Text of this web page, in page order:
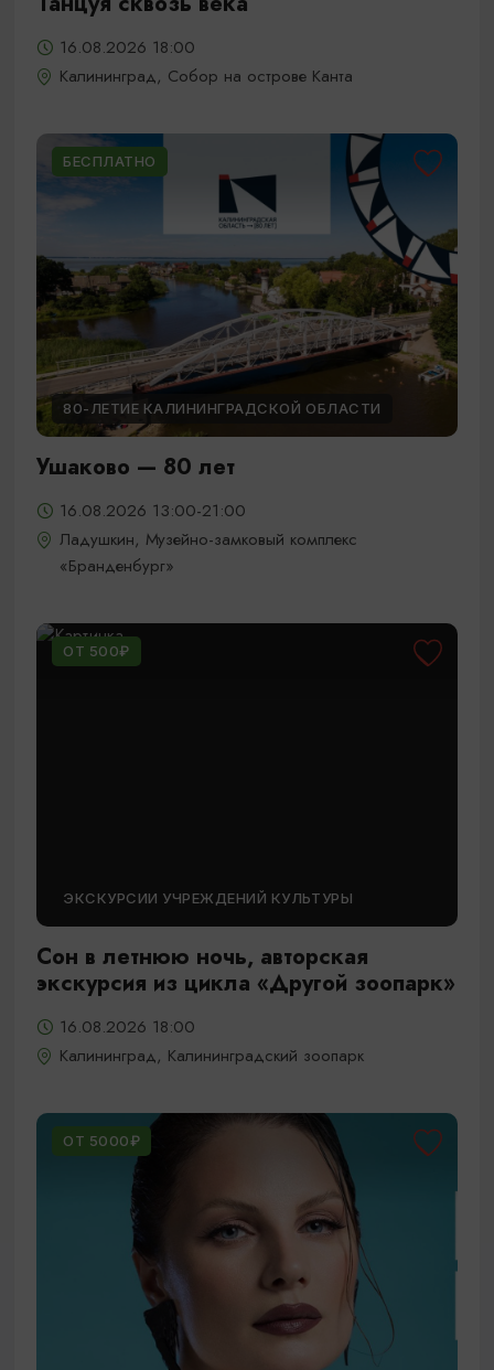
16.08.2026 18:00
Калининград, Собор на острове Канта
БЕСПЛАТНО
80-ЛЕТИЕ КАЛИНИНГРАДСКОЙ ОБЛАСТИ
Ушаково — 80 лет
16.08.2026 13:00-21:00
Ладушкин, Музейно-замковый комплекс
«Бранденбург»
ОТ 500₽
ЭКСКУРСИИ УЧРЕЖДЕНИЙ КУЛЬТУРЫ
Сон в летнюю ночь, авторская
экскурсия из цикла «Другой зоопарк»
16.08.2026 18:00
Калининград, Калининградский зоопарк
ОТ 5000₽